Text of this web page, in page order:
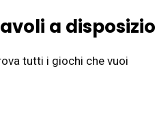
a
tutti i giochi che vuoi